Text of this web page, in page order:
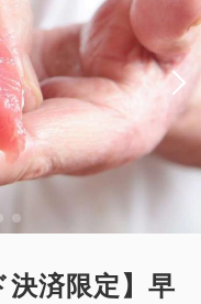
大人2名1
税・手数料込
合計 29,140円~
日付を選択
決済限定】早